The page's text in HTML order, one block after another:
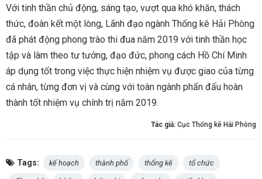
Với tinh thần chủ động, sáng tạo, vượt qua khó khăn, thách
thức, đoàn kết một lòng, Lãnh đạo ngành Thống kê Hải Phòng
đã phát động phong trào thi đua năm 2019 với tinh thần học
tập và làm theo tư tưởng, đạo đức, phong cách Hồ Chí Minh
áp dụng tốt trong việc thực hiện nhiệm vụ được giao của từng
cá nhân, từng đơn vị và cùng với toàn ngành phấn đấu hoàn
thành tốt nhiệm vụ chính trị năm 2019.
Tác giả: Cục Thống kê Hải Phòng
Tags: kế hoạch thành phố thống kê tổ chức